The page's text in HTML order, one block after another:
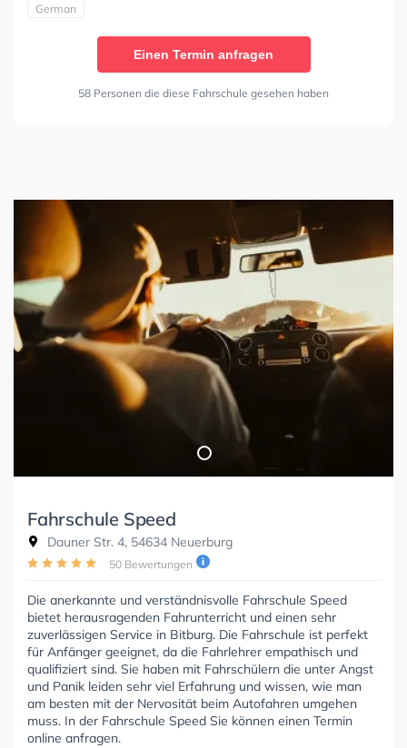
German
Einen Termin anfragen
58 Personen die diese Fahrschule gesehen haben
Fahrschule Speed
Dauner Str. 4, 54634 Neuerburg
50 Bewertungen
Die anerkannte und verständnisvolle Fahrschule Speed
bietet herausragenden Fahrunterricht und einen sehr
zuverlässigen Service in Bitburg. Die Fahrschule ist perfekt
für Anfänger geeignet, da die Fahrlehrer empathisch und
qualifiziert sind. Sie haben mit Fahrschülern die unter Angst
und Panik leiden sehr viel Erfahrung und wissen, wie man
am besten mit der Nervosität beim Autofahren umgehen
muss. In der Fahrschule Speed Sie können einen Termin
online anfragen.